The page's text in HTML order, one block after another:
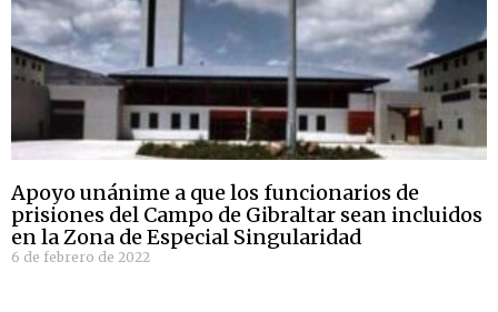
Apoyo unánime a que los funcionarios de
prisiones del Campo de Gibraltar sean incluidos
en la Zona de Especial Singularidad
6 de febrero de 2022